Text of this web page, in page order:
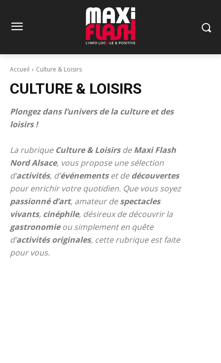
Accueil Culture & Loisirs
CULTURE & LOISIRS
Plongez dans l’univers de la culture et des
loisirs !
La rubrique Culture & LoisirsdeMaxi Flash
Nord Alsace, vous propose une sélection
d’activités, d’événementset dedécouvertes
pour enrichir votre quotidien. Que vous soyez
passionné d’art, amateur despectacles
vivants, cinéphile, désireux de découvrir la
gastronomieou simplement en quête
d’activités originales, cette rubrique est faite
pour vous.